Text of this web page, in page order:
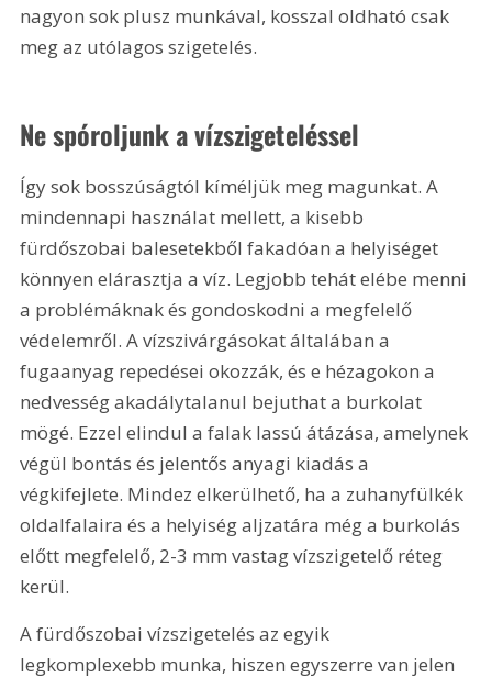
nagyon sok plusz munkával, kosszal oldható csak
meg az utólagos szigetelés.
Ne spóroljunk a vízszigeteléssel
Így sok bosszúságtól kíméljük meg magunkat. A
mindennapi használat mellett, a kisebb
fürdőszobai balesetekből fakadóan a helyiséget
könnyen elárasztja a víz. Legjobb tehát elébe menni
a problémáknak és gondoskodni a megfelelő
védelemről. A vízszivárgásokat általában a
fugaanyag repedései okozzák, és e hézagokon a
nedvesség akadálytalanul bejuthat a burkolat
mögé. Ezzel elindul a falak lassú átázása, amelynek
végül bontás és jelentős anyagi kiadás a
végkifejlete. Mindez elkerülhető, ha a zuhanyfülkék
oldalfalaira és a helyiség aljzatára még a burkolás
előtt megfelelő, 2-3 mm vastag vízszigetelő réteg
kerül.
A fürdőszobai vízszigetelés az egyik
legkomplexebb munka, hiszen egyszerre van jelen